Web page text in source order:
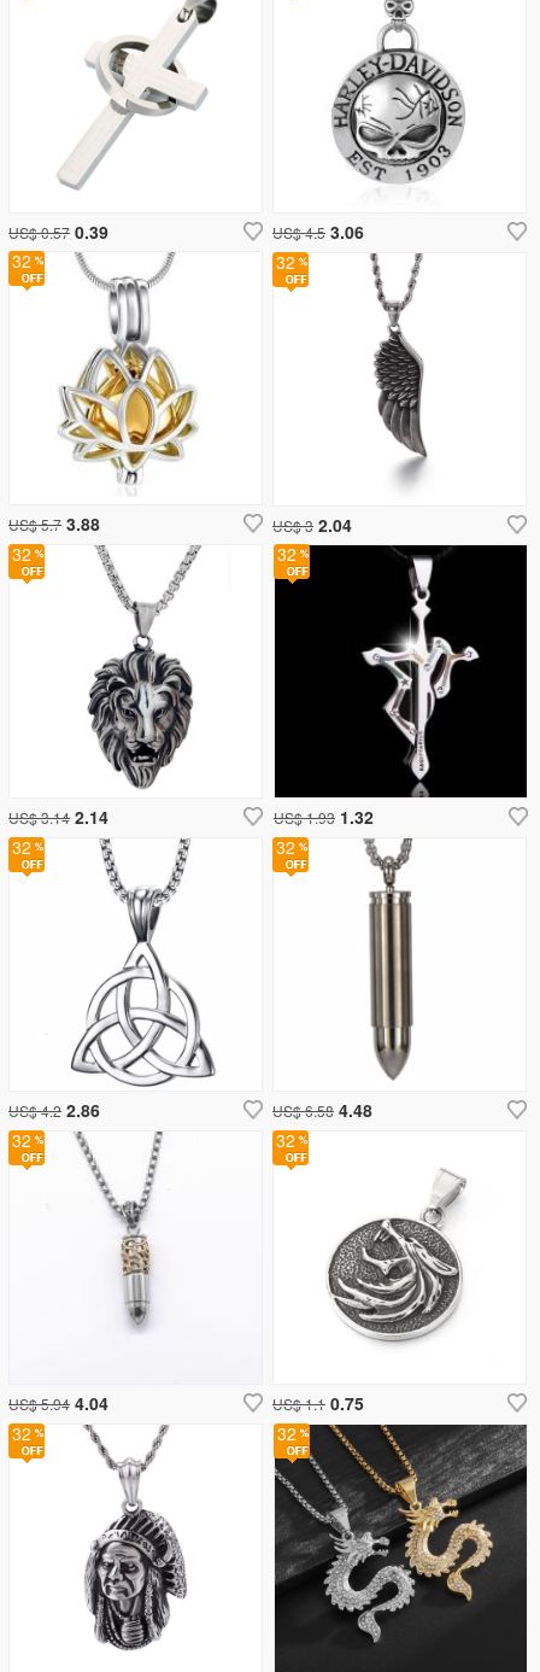
32
US$ 4.2 2.86
32
32
US$ 1.93 1.32
32
US$ 3.14 2.14
32
US$ 5.94 4.04
32
US$ 1.1 0.75
32
US$ 3 2.04
32
US$ 5.7 3.88
US$ 4.5 3.06
32
US$ 6.58 4.48
US$ 0.57 0.39
32